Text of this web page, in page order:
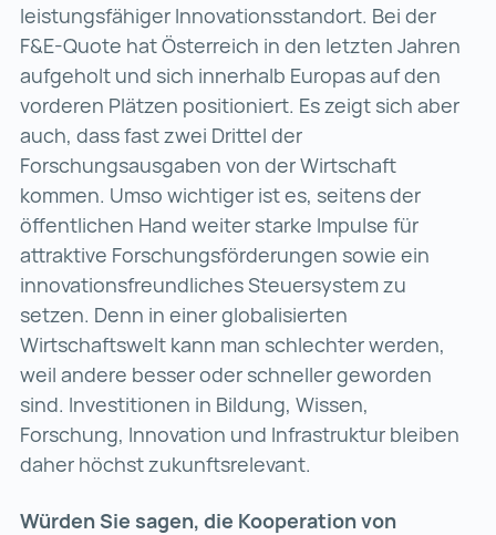
leistungsfähiger Innovationsstandort. Bei der
F&E-Quote hat Österreich in den letzten Jahren
aufgeholt und sich innerhalb Europas auf den
vorderen Plätzen positioniert. Es zeigt sich aber
auch, dass fast zwei Drittel der
Forschungsausgaben von der Wirtschaft
kommen. Umso wichtiger ist es, seitens der
öffentlichen Hand weiter starke Impulse für
attraktive Forschungsförderungen sowie ein
innovationsfreundliches Steuersystem zu
setzen. Denn in einer globalisierten
Wirtschaftswelt kann man schlechter werden,
weil andere besser oder schneller geworden
sind. Investitionen in Bildung, Wissen,
Forschung, Innovation und Infrastruktur bleiben
daher höchst zukunftsrelevant.
Würden Sie sagen, die Kooperation von